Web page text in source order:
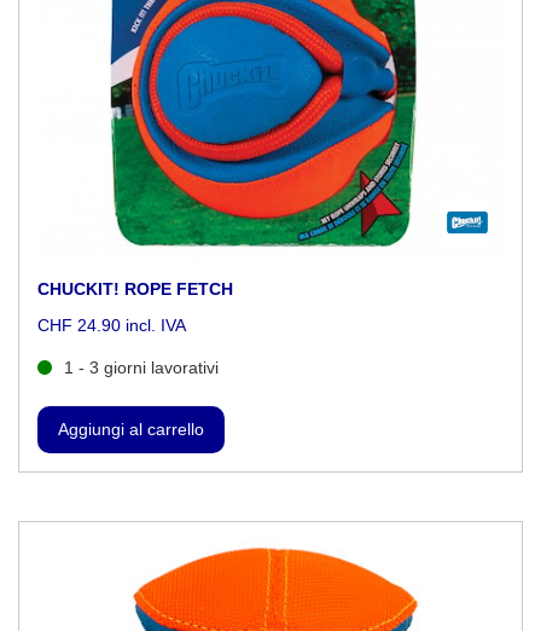
CHUCKIT! ROPE FETCH
CHF 24.90 incl. IVA
1 - 3 giorni lavorativi